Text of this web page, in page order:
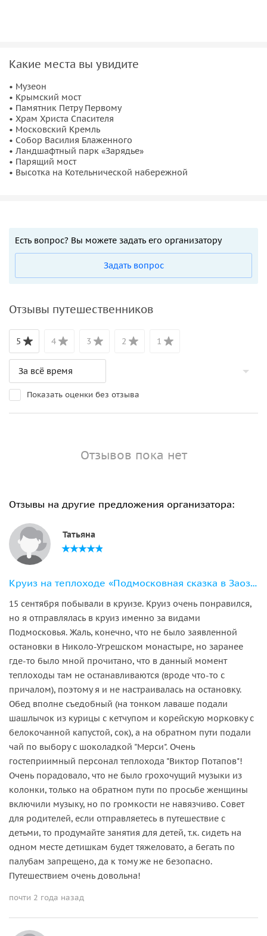
Какие места вы увидите
• Музеон
• Крымский мост
• Памятник Петру Первому
• Храм Христа Спасителя
• Московский Кремль
• Собор Василия Блаженного
• Ландшафтный парк «Зарядье»
• Парящий мост
• Высотка на Котельнической набережной
Есть вопрос? Вы можете задать его организатору
Задать вопрос
Отзывы путешественников
5 4 3 2 1
Показать оценки без отзыва
Отзывов пока нет
Отзывы на другие предложения организатора:
Татьяна
Круиз на теплоходе «Подмосковная сказка в Заозерье»
15 сентября побывали в круизе. Круиз очень понравился,
но я отправлялась в круиз именно за видами
Подмосковья. Жаль, конечно, что не было заявленной
остановки в Николо-Угрешском монастыре, но заранее
где-то было мной прочитано, что в данный момент
теплоходы там не останавливаются (вроде что-то с
причалом), поэтому я и не настраивалась на остановку.
Обед вполне съедобный (на тонком лаваше подали
шашлычок из курицы с кетчупом и корейскую морковку с
белокочанной капустой, сок), а на обратном пути подали
чай по выбору с шоколадкой "Мерси". Очень
гостеприимный персонал теплохода "Виктор Потапов"!
Очень порадовало, что не было грохочущий музыки из
колонки, только на обратном пути по просьбе женщины
включили музыку, но по громкости не навязчиво. Совет
для родителей, если отправляетесь в путешествие с
детьми, то продумайте занятия для детей, т.к. сидеть на
одном месте детишкам будет тяжеловато, а бегать по
палубам запрещено, да к тому же не безопасно.
Путешествием очень довольна!
почти 2 года назад